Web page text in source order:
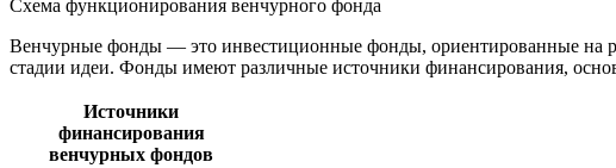
Схема функционирования венчурного фонда
Венчурные фонды — это инвестиционные фонды, ориентированные на
стадии идеи. Фонды имеют различные источники финансирования,
Источники
финансирования
венчурных фондов